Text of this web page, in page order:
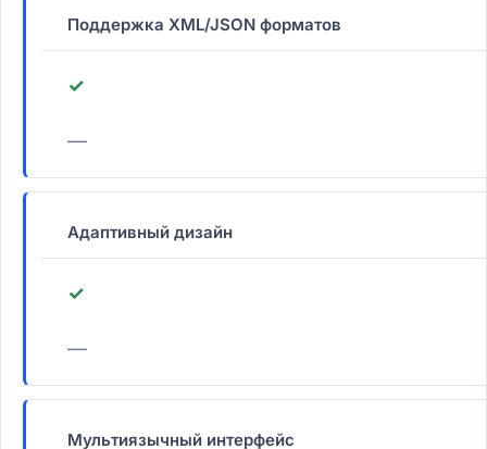
Поддержка XML/JSON форматов
✓
—
Адаптивный дизайн
✓
—
Мультиязычный интерфейс